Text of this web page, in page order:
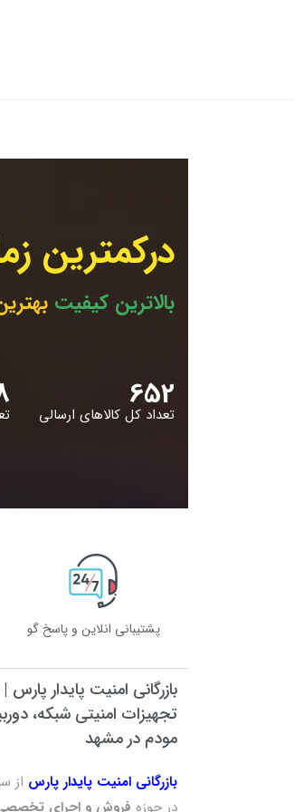
درکمترین
بالاترین کیفیت
653
تعداد کل کالاهای ارسالی
پشتیبانی انلاین و پاسخ گو
بازرگانی امنیت پایدار
تجهیزات امنیتی شبکه،
مودم در مشهد
بازرگانی امنیت پایدار پارس
در حوزه فروش و اجرای